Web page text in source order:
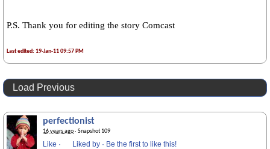
P.S. Thank you for editing the story Comcast
Last edited: 19-Jan-11 09:57 PM
Load Previous
perfectionist
16 years ago· Snapshot 109
Like · Liked by · Be the first to like this!